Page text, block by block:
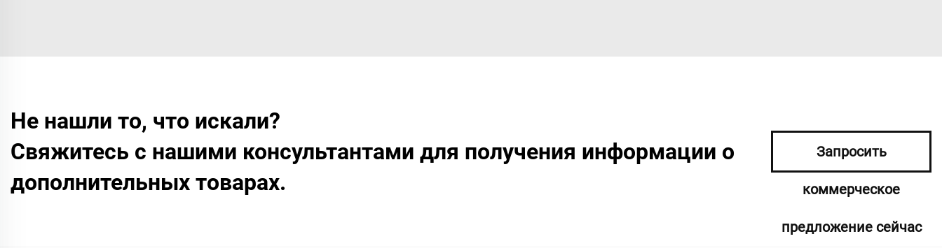
Не нашли то, что искали?
Свяжитесь с нашими консультантами для получения информации о
дополнительных товарах.
Запросить
коммерческое
предложение сейчас